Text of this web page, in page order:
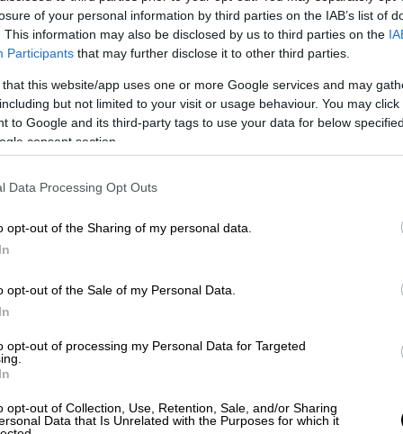
of your personal information by third parties on the IAB’s list of
This information may also be disclosed by us to third parties on the
Participants that may further disclose it to other third parties.
that this website/app uses one or more Google services and may
but not limited to your visit or usage behaviour. You may
to Google and its third-party tags to use your data for below
consent section.
Data Processing Opt Outs
opt-out of the Sharing of my personal data.
opt-out of the Sale of my Personal Data.
opt-out of processing my Personal Data for Targeted
opt-out of Collection, Use, Retention, Sale, and/or Sharing
Data that Is Unrelated with the Purposes for which it
ενώπαραδόξως έκανε και ένα πολύ
κόστους παραγωγή, στην οποία
σκηνοθέτη, Μπράιαν Ντε
του, «Ο Ταξιτζής» γίνεται όλο και
με όλα τα αυθεντικά και μεγάλα
του περιφρονημένου και πληγωμένου
κομμάτια των κοινωνιών
προχωρήσει, αλλά ο κόσμος φαίνεται να
των πολιτικών ηγετών, που
η κυριαρχία των υπερπλούσιων, που
εξάρτηση από την τεχνολογία, η
η φτώχεια, η κατακλυσμιαία
φανερώνουν το μέγεθος του
της Νέας Υόρκης του ‘70. Είναι,
αστυνομικό δελτίο, όλοι οι δρόμοι της
μεγάλες μητροπόλεις μέχρι τις